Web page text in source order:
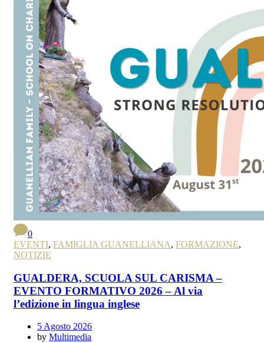
0
EVENTI, FAMIGLIA GUANELLIANA, FORMAZIONE,
NOTIZIE
GUALDERA, SCUOLA SUL CARISMA –
EVENTO FORMATIVO 2026 – Al via
l’edizione in lingua inglese
5 Agosto 2026
by Multimedia